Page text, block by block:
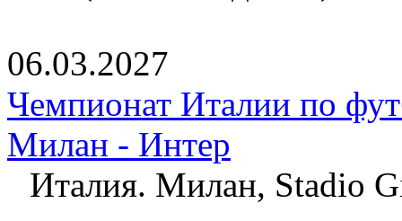
06.03.2027
Чемпионат Италии по
Милан - Интер
Италия. Милан, Stadio